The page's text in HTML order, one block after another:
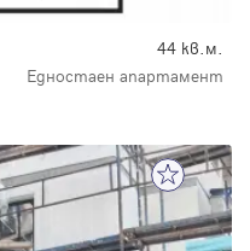
44 кв.м.
Едностаен апартамент